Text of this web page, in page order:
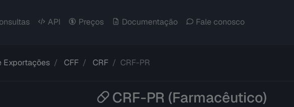
API Preços Documentação Fale conosco
Exportações CFF CRF CRF-PR
CRF-PR (Farmacêutico)